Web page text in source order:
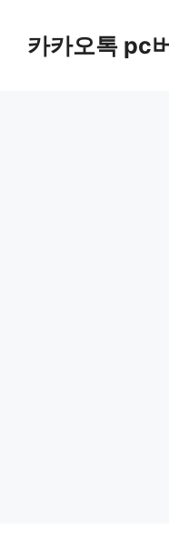
카카오톡 pc